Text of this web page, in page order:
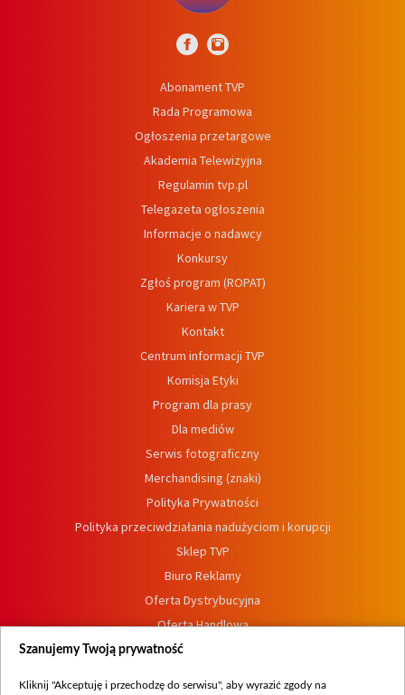
Abonament TVP
Rada Programowa
Ogłoszenia przetargowe
Akademia Telewizyjna
Regulamin tvp.pl
Telegazeta ogłoszenia
Informacje o nadawcy
Konkursy
Zgłoś program (ROPAT)
Kariera w TVP
Kontakt
Centrum informacji TVP
Komisja Etyki
Program dla prasy
Dla mediów
Serwis fotograficzny
Merchandising (znaki)
Polityka Prywatności
Polityka przeciwdziałania nadużyciom i korupcji
Sklep TVP
Biuro Reklamy
Oferta Dystrybucyjna
Oferta Handlowa
Dostępność
Szanujemy Twoją prywatność
Kliknij "Akceptuję i przechodzę do serwisu", aby wyrazić zgody na